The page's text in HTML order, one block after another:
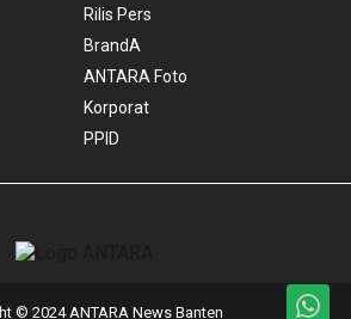
Rilis Pers
BrandA
ANTARA Foto
Korporat
PPID
© 2024 ANTARA News Banten